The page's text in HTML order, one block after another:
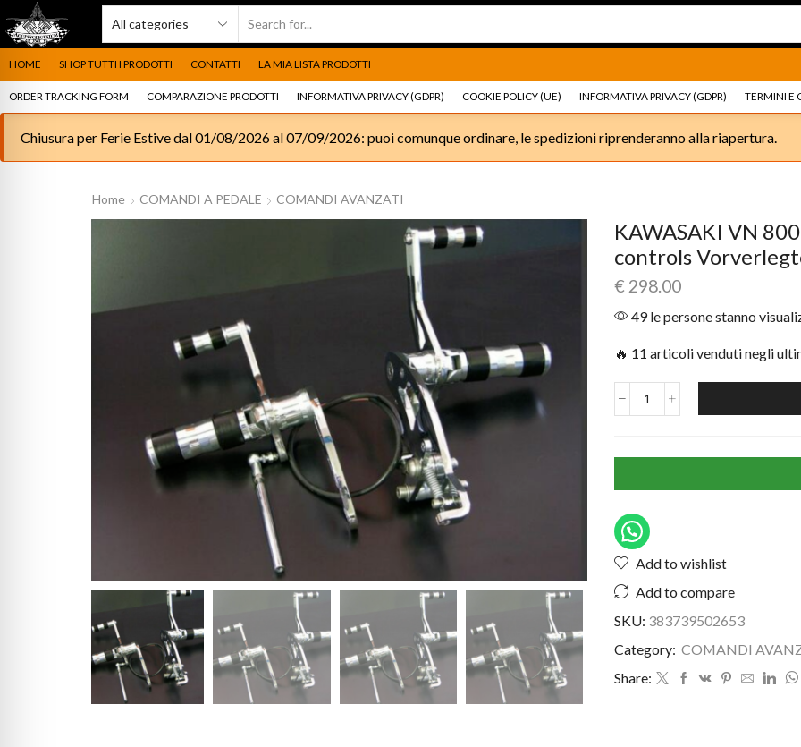
HOME SHOP TUTTI I PRODOTTI CONTATTI LA MIA LISTA PRODOTTI
ORDER TRACKING FORM COMPARAZIONE PRODOTTI INFORMATIVA PRIVACY (GDPR) COOKIE POLICY (UE) INFORMATIVA PRIVACY (GDPR) TERMINI E
Ricambi e accessori Moto Go shop Ricambi e accessori
Chiusura per Ferie Estive dal 01/08/2026 al 07/09/2026: puoi comunque ordinare, le spedizioni riprenderanno alla riapertura.
Home COMANDI A PEDALE COMANDI AVANZATI
KAWASAKI VN
controls
€ 298.00
49 le persone stanno
🔥 11 articoli venduti negli
Add to wishlist
Add to compare
SKU: 383739502653
Category: COMANDI
Share: